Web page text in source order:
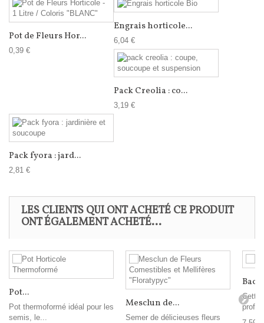
Pot de Fleurs Hor...
0,39 €
Engrais horticole...
6,04 €
Pack Creolia : co...
3,19 €
Pack fyora : jard...
2,81 €
LES CLIENTS QUI ONT ACHETÉ CE PRODUIT
ONT ÉGALEMENT ACHETÉ...
Pot...
Pot thermoformé idéal pour les
semis, le...
Mesclun de...
Semer de délicieuses fleurs
Bac
Cette